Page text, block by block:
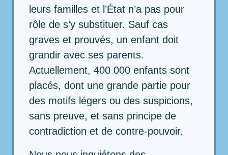
leurs familles et l’État n’a pas pour
rôle de s’y substituer. Sauf cas
graves et prouvés, un enfant doit
grandir avec ses parents.
Actuellement, 400 000 enfants sont
placés, dont une grande partie pour
des motifs légers ou des suspicions,
sans preuve, et sans principe de
contradiction et de contre-pouvoir.